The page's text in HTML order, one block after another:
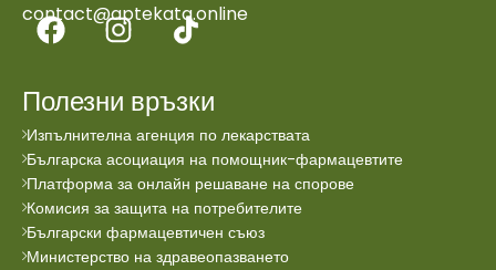
contact@aptekata.online
Полезни връзки
Изпълнителна агенция по лекарствата
Българска асоциация на помощник-фармацевтите
Платформа за онлайн решаване на спорове
Комисия за защита на потребителите
Български фармацевтичен съюз
Министерство на здравеопазването